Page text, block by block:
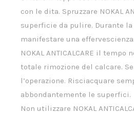
con le dita. Spruzzare NOKAL
superficie da pulire. Durante la
manifestare una
NOKAL ANTICALCARE il
totale rimozione del calcare.
l’operazione. Risciacquare
abbondantemente le superfici.
Non utilizzare NOKAL